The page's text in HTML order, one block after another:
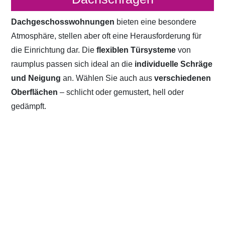
Dachgeschosswohnungen bieten eine besondere
Atmosphäre, stellen aber oft eine Herausforderung für
die Einrichtung dar. Dieflexiblen Türsystemevon
raumplus passen sich ideal an die individuelle Schräge
und Neigung an. Wählen Sie auch ausverschiedenen
Oberflächen – schlicht oder gemustert, hell oder
gedämpft.